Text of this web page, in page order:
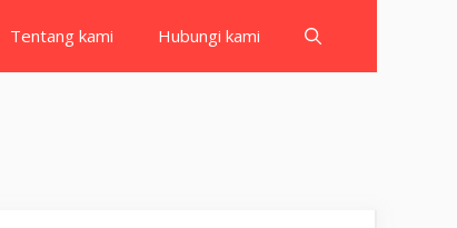
Tentang kami Hubungi kami